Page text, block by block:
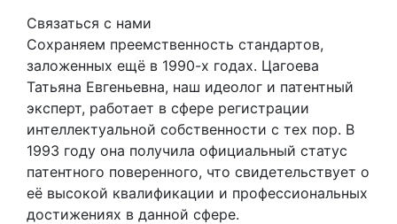
Cвязаться с нами
Сохраняем преемственность стандартов,
заложенных ещё в 1990-х годах. Цагоева
Татьяна Евгеньевна, наш идеолог и патентный
эксперт, работает в сфере регистрации
интеллектуальной собственности с тех пор. В
1993 году она получила официальный статус
патентного поверенного, что свидетельствует о
её высокой квалификации и профессиональных
достижениях в данной сфере.